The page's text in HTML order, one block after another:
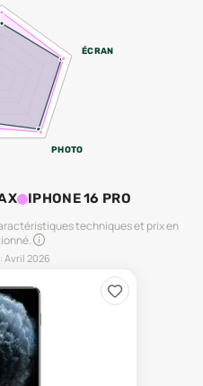
ÉCRAN
PHOTO
IPHONE 16 PRO
techniques et prix en
Avril 2026